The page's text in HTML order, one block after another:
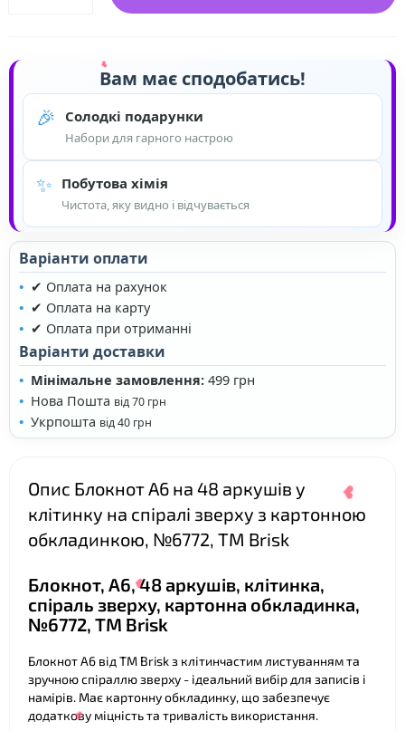
Вам має сподобатись!
🎉 Солодкі подарунки
Набори для гарного настрою
✨ Побутова хімія
Чистота, яку видно і відчувається
Варіанти оплати
✔ Оплата на рахунок
✔ Оплата на карту
✔ Оплата при отриманні
Варіанти доставки
Мінімальне замовлення: 499 грн
Нова Пошта від 70 грн
Укрпошта від 40 грн
Опис Блокнот А6 на 48 аркушів у
клітинку на спіралі зверху з картонною
обкладинкою, №6772, ТМ Brisk
Блокнот, А6, 48 аркушів, клітинка,
спіраль зверху, картонна обкладинка,
№6772, ТМ Brisk
Блокнот А6 від ТМ Brisk з клітинчастим листуванням та
зручною спіраллю зверху - ідеальний вибір для записів і
намірів. Має картонну обкладинку, що забезпечує
додаткову міцність та тривалість використання.
❤